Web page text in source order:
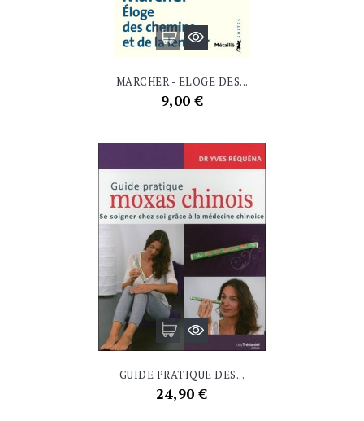
MARCHER - ELOGE DES...
Prix
9,00 €
GUIDE PRATIQUE DES...
Prix
24,90 €